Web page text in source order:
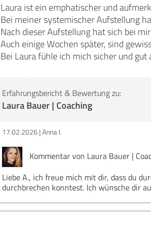
Laura ist ein emphatischer und
Bei meiner systemischer Aufstellung
Nach dieser Aufstellung hat sich bei
Auch einige Wochen später, sind
Bei Laura fühle ich mich sicher und gut
Erfahrungsbericht & Bewertung zu:
Laura Bauer | Coaching
17.02.2026 Anna I.
Kommentar von Laura Bauer |
Liebe A., ich freue mich mit dir, dass du
durchbrechen konntest. Ich wünsche dir